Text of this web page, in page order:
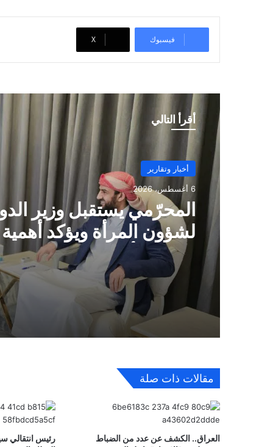
فيسبوك ‫X
أقرأ التالي
أخبار وتقارير
6 أغسطس، 2026
المحرّمي يستقبل وزير
لشؤون المرأة ويؤكد أهمية
دور المرأة في مسيرة
الدولة
مقالات ذات صلة
العراق.. الكشف عن عدد من الضباط
رئيس انتقالي